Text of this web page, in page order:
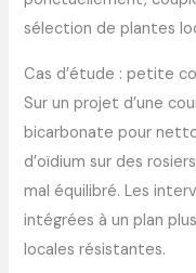
sélection de plantes
Cas d’étude : petite
Sur un projet d’une
bicarbonate pour
d’oïdium sur des
mal équilibré. Les
intégrées à un plan
locales résistantes.